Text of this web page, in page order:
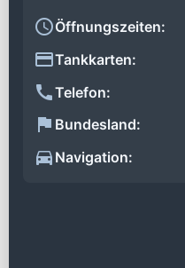
Öffnungszeiten:
Tankkarten:
Telefon:
Bundesland:
Navigation: